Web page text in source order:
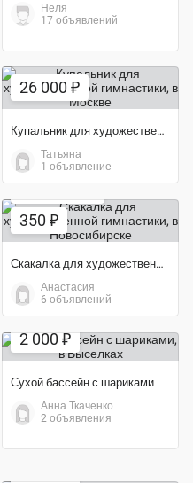
Неля
17 объявлений
26 000 ₽
Купальник для художественной гимнастики
Татьяна
1 объявление
350 ₽
Скакалка для художественной гимнастики
Анастасия
6 объявлений
2 000 ₽
Сухой бассейн с шариками
Анна Ткаченко
2 объявления
Экономия 50%